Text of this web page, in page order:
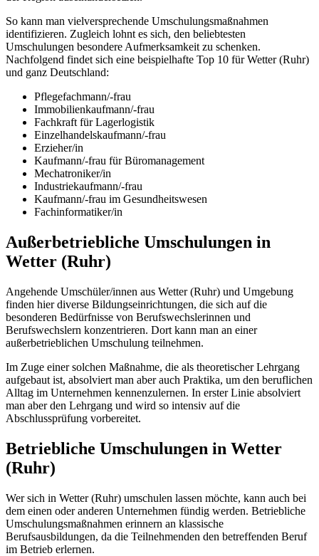
So kann man vielversprechende Umschulungsmaßnahmen
identifizieren. Zugleich lohnt es sich, den beliebtesten
Umschulungen besondere Aufmerksamkeit zu schenken.
Nachfolgend findet sich eine beispielhafte Top 10 für Wetter (Ruhr)
und ganz Deutschland:
Pflegefachmann/-frau
Immobilienkaufmann/-frau
Fachkraft für Lagerlogistik
Einzelhandelskaufmann/-frau
Erzieher/in
Kaufmann/-frau für Büromanagement
Mechatroniker/in
Industriekaufmann/-frau
Kaufmann/-frau im Gesundheitswesen
Fachinformatiker/in
Außerbetriebliche Umschulungen in
Wetter (Ruhr)
Angehende Umschüler/innen aus Wetter (Ruhr) und Umgebung
finden hier diverse Bildungseinrichtungen, die sich auf die
besonderen Bedürfnisse von Berufswechslerinnen und
Berufswechslern konzentrieren. Dort kann man an einer
außerbetrieblichen Umschulung teilnehmen.
Im Zuge einer solchen Maßnahme, die als theoretischer Lehrgang
aufgebaut ist, absolviert man aber auch Praktika, um den beruflichen
Alltag im Unternehmen kennenzulernen. In erster Linie absolviert
man aber den Lehrgang und wird so intensiv auf die
Abschlussprüfung vorbereitet.
Betriebliche Umschulungen in Wetter
(Ruhr)
Wer sich in Wetter (Ruhr) umschulen lassen möchte, kann auch bei
dem einen oder anderen Unternehmen fündig werden. Betriebliche
Umschulungsmaßnahmen erinnern an klassische
Berufsausbildungen, da die Teilnehmenden den betreffenden Beruf
im Betrieb erlernen.